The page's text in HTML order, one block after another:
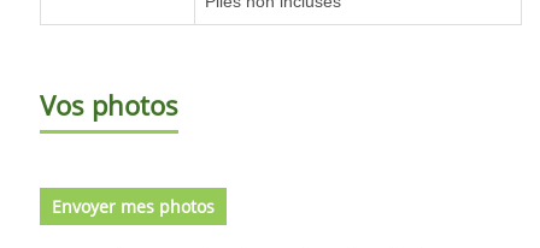
Vos photos
Envoyer mes photos